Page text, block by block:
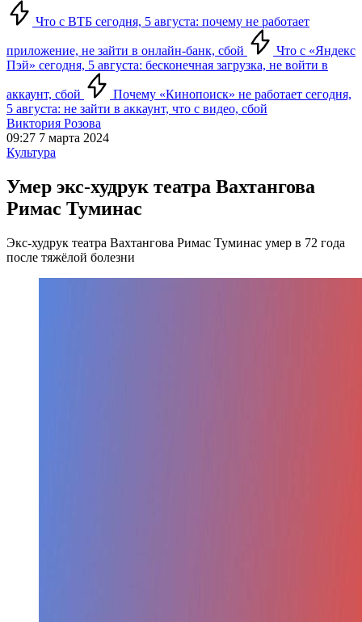
Что с ВТБ сегодня, 5 августа: почему не работает
приложение, не зайти в онлайн-банк, сбой
Что с «Яндекс
Пэй» сегодня, 5 августа: бесконечная загрузка, не войти в
аккаунт, сбой
Почему «Кинопоиск» не работает сегодня,
5 августа: не зайти в аккаунт, что с видео, сбой
Виктория Розова
09:27 7 марта 2024
Культура
Умер экс-худрук театра Вахтангова
Римас Туминас
Экс-худрук театра Вахтангова Римас Туминас умер в 72 года
после тяжёлой болезни